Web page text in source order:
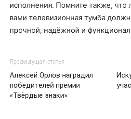
исполнения. Помните также, что
вами телевизионная тумба
прочной, надёжной и
Предыдущая статья
Алексей Орлов наградил
победителей премии
«Твёрдые знаки»